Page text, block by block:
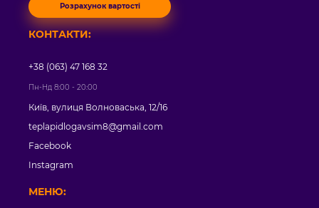
Розрахунок вартості
МЕНЮ:
КОНТАКТИ:
+38 (063) 47 168 32
Пн-Нд 8:00 - 20:00
Київ, вулиця Волноваська, 12/16
teplapidlogavsim8@gmail.com
Facebook
Instagram